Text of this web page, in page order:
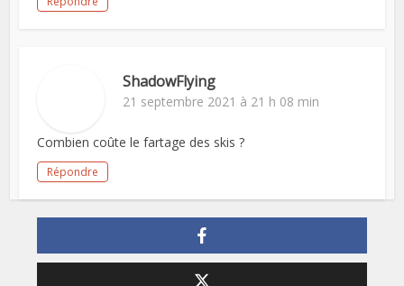
ShadowFlying
21 septembre 2021 à 21 h 08 min
Combien coûte le fartage des skis ?
Répondre